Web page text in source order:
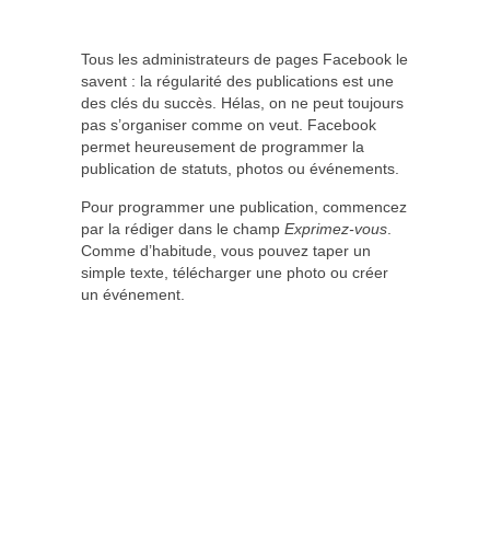
Tous les administrateurs de pages Facebook le
savent : la régularité des publications est une
des clés du succès. Hélas, on ne peut toujours
pas s’organiser comme on veut. Facebook
permet heureusement de programmer la
publication de statuts, photos ou événements.
Pour programmer une publication, commencez
par la rédiger dans le champ Exprimez-vous
Comme d’habitude, vous pouvez taper un
simple texte, télécharger une photo ou créer
un événement.